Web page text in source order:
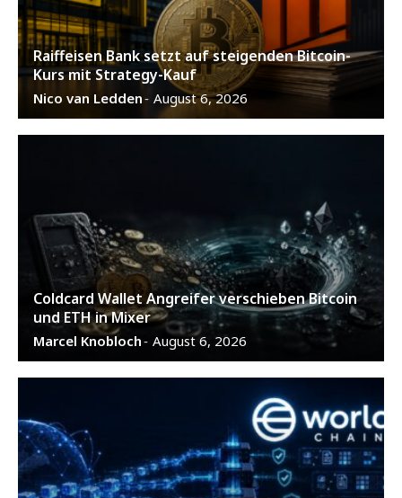
Raiffeisen Bank setzt auf steigenden Bitcoin-
Kurs mit Strategy-Kauf
Nico van Ledden- August 6, 2026
Coldcard Wallet Angreifer verschieben Bitcoin
und ETH in Mixer
Marcel Knobloch- August 6, 2026